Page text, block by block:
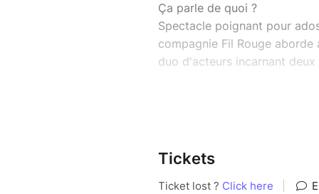
Ça parle de quoi ?
Spectacle poignant pour
compagnie Fil Rouge
duo d'acteurs incarnant deux
intelligence, sensibilité et
Sur scène, deux interprètes
deux réalités parallèles : Alix
Tickets